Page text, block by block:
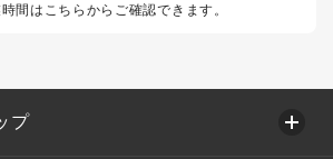
間はこちらからご確認できます。
プ